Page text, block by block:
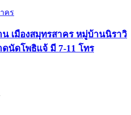
คร
น เมืองสมุทรสาคร หมู่บ้านนิราวิ
นัดโพธิแจ้ มี 7-11 โทร